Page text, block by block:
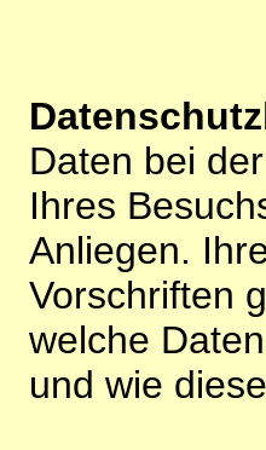
Daten bei
Ihres
Anliegen.
Vorschriften
welche
und wie